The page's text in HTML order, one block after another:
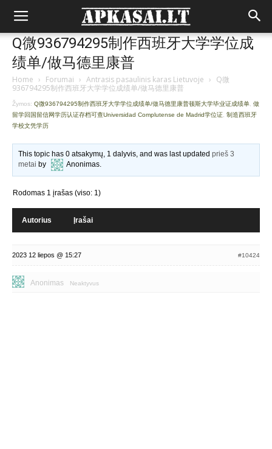
Q微936794295制作西班牙大学学位成
绩单/做马德里康普
Home › Forumai › Antrasis pasaulinis karas Lietuvoje › Q微
936794295制作西班牙大学学位成绩单/做马德里康普
Žymos: Q微936794295制作西班牙大学学位成绩单/做马德里康普顿斯大学毕业证成绩单 做
留学回国留信网学历认证存档可查Universidad Complutense de Madrid学位证 制造西班牙
学校文凭学历
This topic has 0 atsakymų, 1 dalyvis, and was last updatedprieš 3
metai by Anonimas.
Rodomas 1 įrašas (viso: 1)
Autorius Įrašai
2023 12 liepos @ 15:27 #10424
Anonimas Neaktyvus